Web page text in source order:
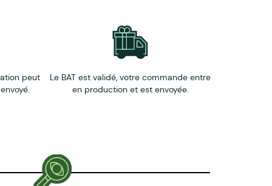
peut
Le BAT est validé, votre commande entre
en production et est envoyée.